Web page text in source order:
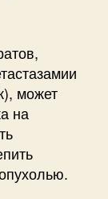
может
на